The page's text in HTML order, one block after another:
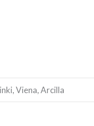
Viena, Arcilla